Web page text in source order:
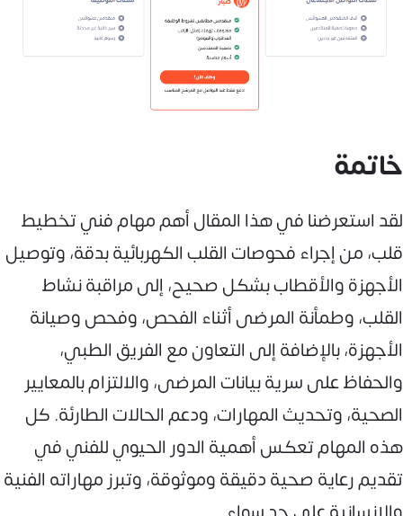
خاتمة
لقد استعرضنا في هذا المقال أهم مهام فني تخطيط
قلب، من إجراء فحوصات القلب الكهربائية بدقة، وتوصيل
الأجهزة والأقطاب بشكل صحيح، إلى مراقبة نشاط
القلب، وطمأنة المرضى أثناء الفحص، وفحص وصيانة
الأجهزة، بالإضافة إلى التعاون مع الفريق الطبي،
والحفاظ على سرية بيانات المرضى، والالتزام بالمعايير
الصحية، وتحديث المهارات، ودعم الحالات الطارئة. كل
هذه المهام تعكس أهمية الدور الحيوي للفني في
تقديم رعاية صحية دقيقة وموثوقة، وتبرز مهاراته الفنية